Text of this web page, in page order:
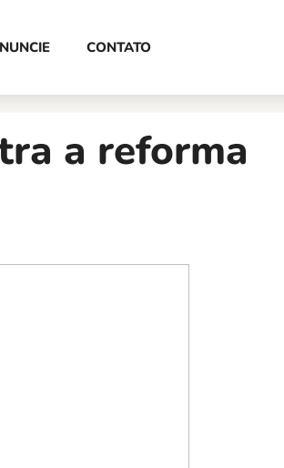
CONTATO
a reforma